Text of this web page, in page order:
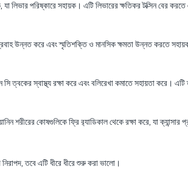
লিভার পরিষ্কারে সহায়ক। এটি লিভারের ক্ষতিকর টক্সিন বের
উন্নত করে এবং স্মৃতিশক্তি ও মানসিক ক্ষমতা উন্নত করতে
সি ত্বকের স্বাস্থ্য রক্ষা করে এবং বলিরেখা কমাতে সহায়তা করে।
শরীরের কোষগুলিকে ফ্রি র‍্যাডিকাল থেকে রক্ষা করে, যা
তবে এটি ধীরে ধীরে শুরু করা ভালো।